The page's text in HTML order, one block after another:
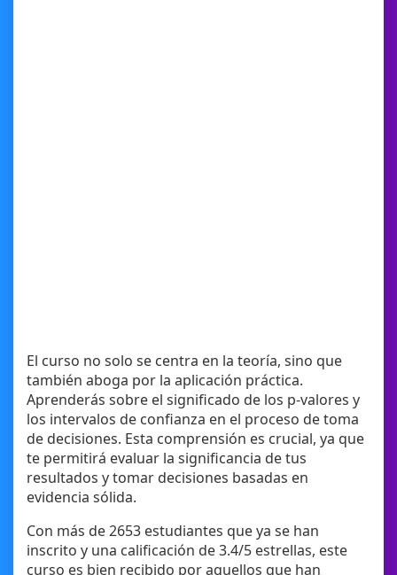
El curso no solo se centra en la teoría, sino que
también aboga por la aplicación práctica.
Aprenderás sobre el significado de los p-valores y
los intervalos de confianza en el proceso de toma
de decisiones. Esta comprensión es crucial, ya que
te permitirá evaluar la significancia de tus
resultados y tomar decisiones basadas en
evidencia sólida.
Con más de 2653 estudiantes que ya se han
inscrito y una calificación de 3.4/5 estrellas, este
curso es bien recibido por aquellos que han